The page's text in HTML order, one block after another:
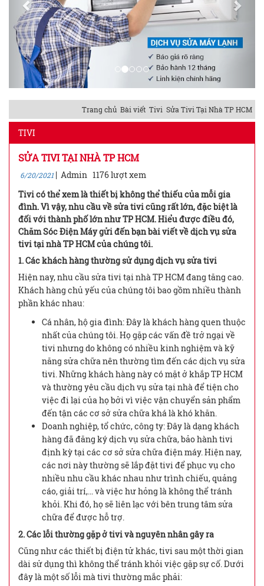
Trang chủ Bài viết Tivi Sửa Tivi Tại Nhà TP HCM
TIVI
SỬA TIVI TẠI NHÀ TP HCM
6/20/2021 | Admin 1176 lượt xem
Tivi có thể xem là thiết bị không thể thiếu của mỗi gia
đình. Vì vậy, nhu cầu về sửa tivi cũng rất lớn, đặc biệt là
đối với thành phố lớn như TP HCM. Hiểu được điều đó,
Chăm Sóc Điện Máy gửi đến bạn bài viết về dịch vụ sửa
tivi tại nhà TP HCM của chúng tôi.
1. Các khách hàng thường sử dụng dịch vụ sửa tivi
Hiện nay, nhu cầu sửa tivi tại nhà TP HCM đang tăng cao.
Khách hàng chủ yếu của chúng tôi bao gồm nhiều thành
phần khác nhau:
Cá nhân, hộ gia đình: Đây là khách hàng quen thuộc
nhất của chúng tôi. Họ gặp các vấn đề trở ngại về
tivi nhưng do không có nhiều kinh nghiệm và kỹ
năng sửa chữa nên thường tìm đến các dịch vụ sửa
tivi. Những khách hàng này có mặt ở khắp TP HCM
và thường yêu cầu dịch vụ sửa tại nhà để tiện cho
việc đi lại của họ bởi vì việc vận chuyển sản phẩm
đến tận các cơ sở sửa chữa khá là khó khăn.
Doanh nghiệp, tổ chức, công ty: Đây là dạng khách
hàng đã đăng ký dịch vụ sửa chữa, bảo hành tivi
định kỳ tại các cơ sở sửa chữa điện máy. Hiện nay,
các nơi này thường sẽ lắp đặt tivi để phục vụ cho
nhiều nhu cầu khác nhau như trình chiếu, quảng
cáo, giải trí,... và việc hư hỏng là không thể tránh
khỏi. Khi đó, họ sẽ liên lạc với bên trung tâm sửa
chữa để được hỗ trợ.
2. Các lỗi thường gặp ở tivi và nguyên nhân gây ra
Cũng như các thiết bị điện tử khác, tivi sau một thời gian
dài sử dụng thì không thể tránh khỏi việc gặp sự cố. Dưới
đây là một số lỗi mà tivi thường mắc phải: